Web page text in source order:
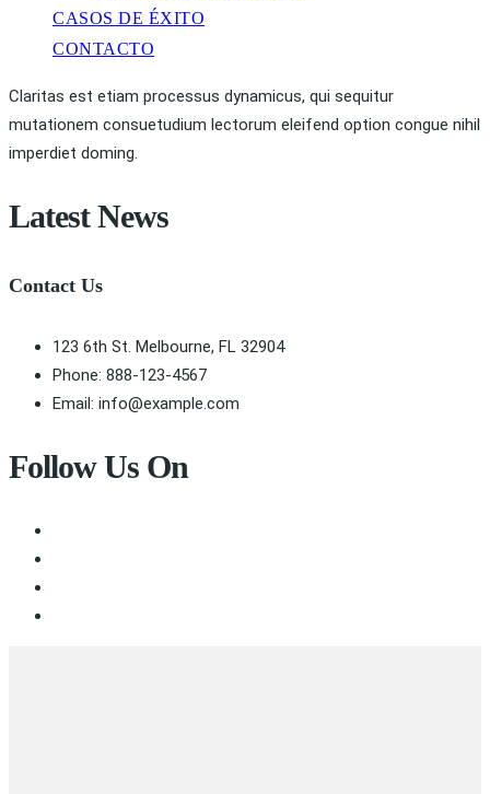
CASOS DE ÉXITO
CONTACTO
Claritas est etiam processus dynamicus, qui sequitur
mutationem consuetudium lectorum eleifend option congue nihil
imperdiet doming.
Latest News
Contact Us
123 6th St. Melbourne, FL 32904
Phone: 888-123-4567
Email: info@example.com
Follow Us On